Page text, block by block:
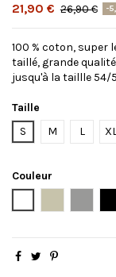
21,90 € 26,90 € -
100 % coton, super
taillé, grande
jusqu'à la taillle 54/
Taille
S
M L
Couleur